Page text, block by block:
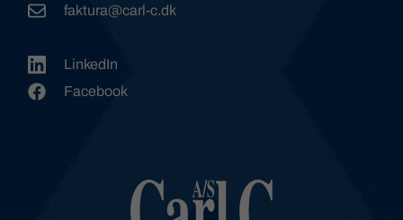
faktura@carl-c.dk
LinkedIn
Facebook